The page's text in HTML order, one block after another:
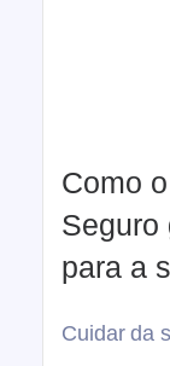
Como
Seguro
para a
Cuidar da